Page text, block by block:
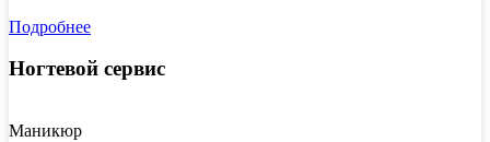
Подробнее
Ногтевой сервис
Маникюр